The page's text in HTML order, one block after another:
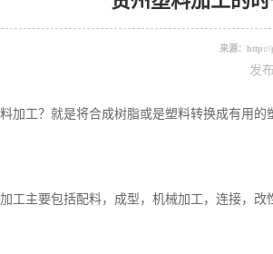
来源： http://
发
工？就是将合成树脂或是塑料转换成有用的
主要包括配料，成型，机械加工，连接，改